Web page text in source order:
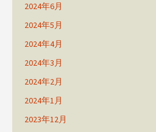
2024年6月
2024年5月
2024年4月
2024年3月
2024年2月
2024年1月
2023年12月